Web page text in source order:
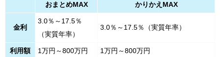
おまとめMAX かりかえMAX
金利
3.0％～17.5％
（実質年率）
3.0％～17.5％（実質年率）
利用額 1万円～800万円 1万円～800万円